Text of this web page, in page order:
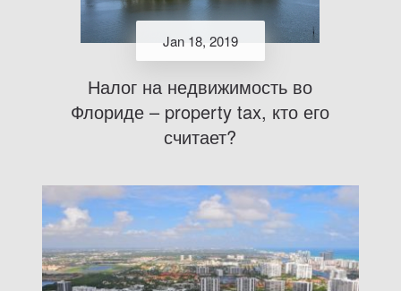
Jan 18, 2019
Налог на недвижимость во
Флориде – property tax, кто его
считает?